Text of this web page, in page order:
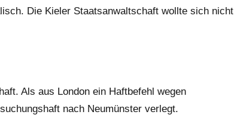
Die Kieler Staatsanwaltschaft wollte sich nicht
Als aus London ein Haftbefehl wegen
nach Neumünster verlegt.